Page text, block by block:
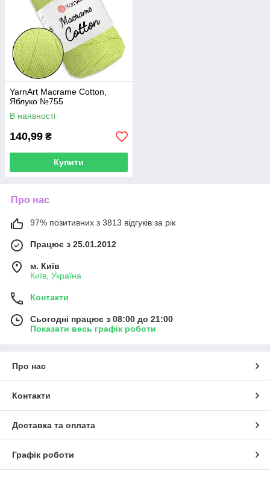
YarnArt Macrame Cotton,
Яблуко №755
В наявності
140,99 ₴
Купити
Про нас
97% позитивних з 3813 відгуків за рік
Працює з 25.01.2012
м. Київ
Київ, Україна
Контакти
Сьогодні працює з 08:00 до 21:00
Показати весь графік роботи
Про нас
Контакти
Доставка та оплата
Графік роботи